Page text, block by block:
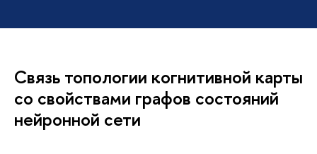
Связь топологии когнитивной карты
со свойствами графов состояний
нейронной сети